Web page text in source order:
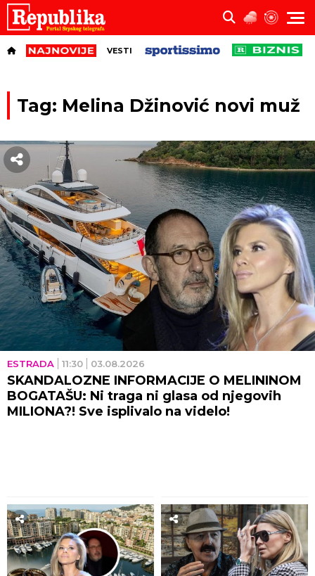
VESTI
Tag: Melina Džinović novi muž
ESTRADA 11:30 03.08.2026
SKANDALOZNE INFORMACIJE O MELININOM
BOGATAŠU: Ni traga ni glasa od njegovih
MILIONA?! Sve isplivalo na videlo!